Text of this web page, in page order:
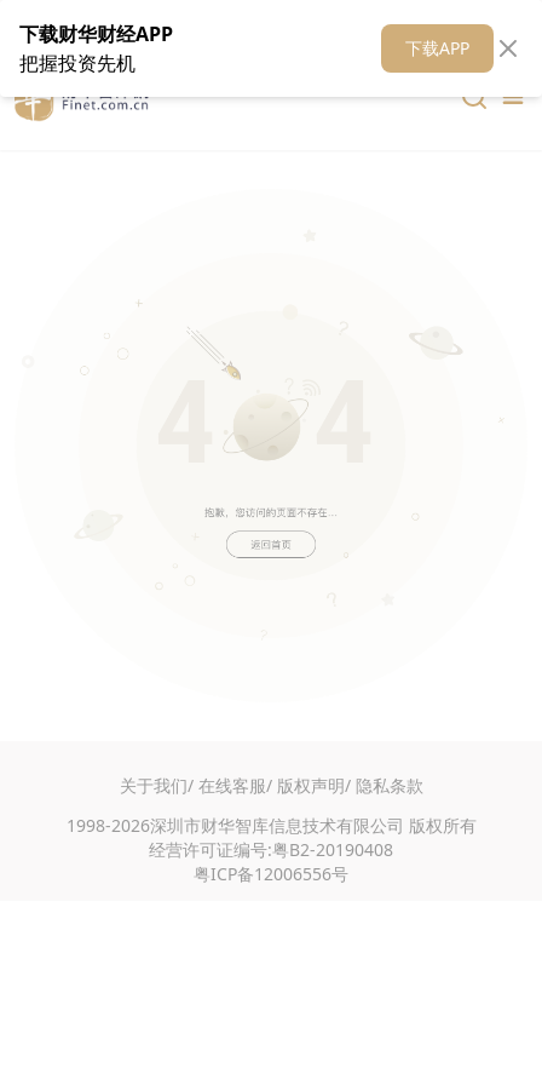
在线客服 关于我们 财华媒体矩阵 财华智库
关于我们/ 在线客服/ 版权声明/ 隐私条款
1998-2026深圳市财华智库信息技术有限公司 版权所有
经营许可证编号:粤B2-20190408
粤ICP备12006556号
下载财华财经APP
把握投资先机
下载APP